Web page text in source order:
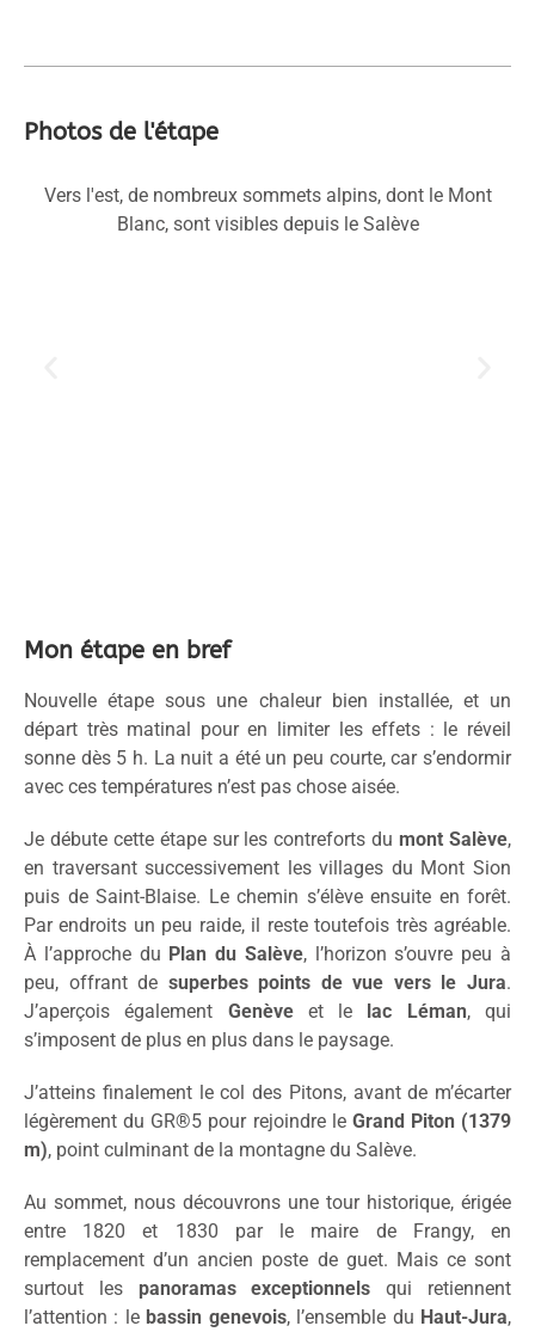
Photos de l'étape
Vers l'est, de nombreux sommets alpins, dont le Mont
Blanc, sont visibles depuis le Salève
Mon étape en bref
Nouvelle étape sous une chaleur bien installée, et un
départ très matinal pour en limiter les effets : le réveil
sonne dès 5 h. La nuit a été un peu courte, car s’endormir
avec ces températures n’est pas chose aisée.
Je débute cette étape sur les contreforts du mont Salève,
en traversant successivement les villages du Mont Sion
puis de Saint-Blaise. Le chemin s’élève ensuite en forêt.
Par endroits un peu raide, il reste toutefois très agréable.
À l’approche du Plan du Salève, l’horizon s’ouvre peu à
peu, offrant de superbes points de vue vers le Jura.
J’aperçois également Genèveet le lac Léman, qui
s’imposent de plus en plus dans le paysage.
J’atteins finalement le col des Pitons, avant de m’écarter
légèrement du GR®5 pour rejoindre le Grand Piton (1379
m), point culminant de la montagne du Salève.
Au sommet, nous découvrons une tour historique, érigée
entre 1820 et 1830 par le maire de Frangy, en
remplacement d’un ancien poste de guet. Mais ce sont
surtout les panoramas exceptionnels qui retiennent
l’attention : le bassin genevois, l’ensemble du Haut-Jura,